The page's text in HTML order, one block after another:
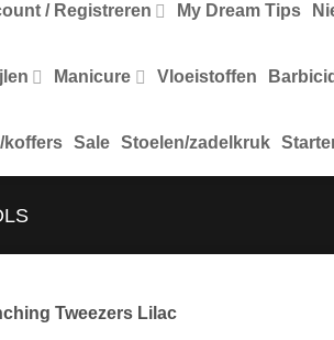
/ Registreren My Dream Tips
Manicure Vloeistoffen
koffers Sale Stoelen/zadelkruk